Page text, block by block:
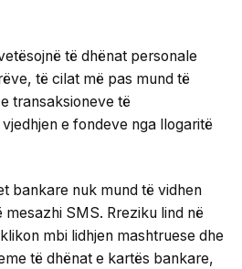
të dhënat personale
të cilat më pas mund të
transaksioneve të
e fondeve nga llogaritë
bankare nuk mund të vidhen
SMS. Rreziku lind në
mbi lidhjen mashtruese dhe
të dhënat e kartës bankare,